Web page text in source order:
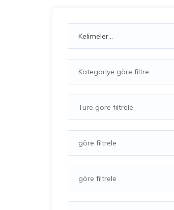
Kategoriye göre filtre
Türe göre filtrele
göre filtrele
göre filtrele